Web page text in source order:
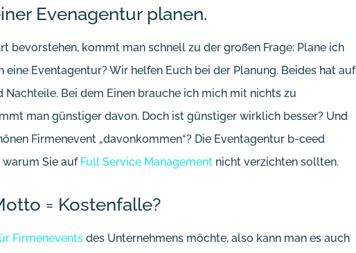
Evenagentur planen.
bevorstehen, kommt man schnell zu der großen Frage: Plane ich
Eventagentur? Wir helfen Euch bei der Planung. Beides hat auf
Bei dem Einen brauche ich mich mit nichts zu
man günstiger davon. Doch ist günstiger wirklich besser? Und
Firmenevent „davonkommen“? Die Eventagentur b-ceed
Sie auf Full Service Management nicht verzichten sollten.
= Kostenfalle?
Firmenevents des Unternehmens möchte, also kann man es auch